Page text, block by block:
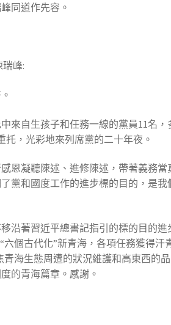
同道作先容。
峰:
來自生孩子和任務一線的黨員11名
托，光彩地來列席黨的二十年夜。
恩凝聽陳述、進修陳述，帶著義務
黨和國度工作的進步標的目的，是
沿著習近平總書記指引的標的目的
六個古代化”新青海，各項任務獲得
青海生態周遭的狀況維護和高東西
的青海篇章。感謝。